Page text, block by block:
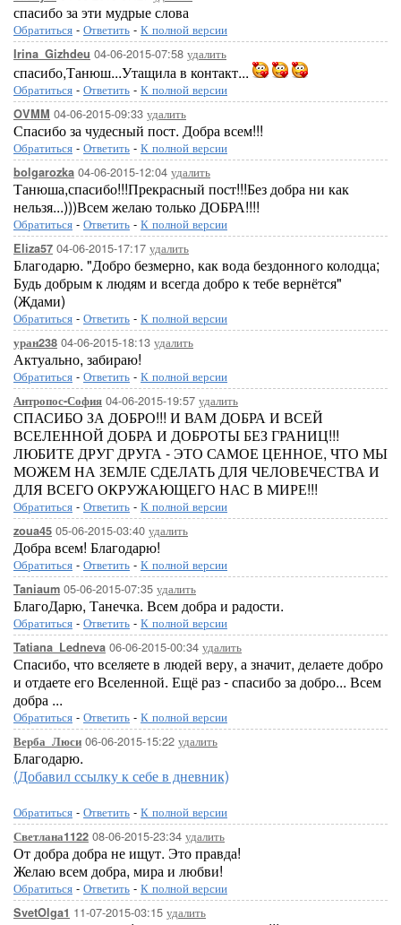
спасибо за эти мудрые слова
Обратиться - Ответить - К полной версии
Irina_Gizhdeu 04-06-2015-07:58 удалить
спасибо,Танюш...Утащила в контакт...
Обратиться - Ответить - К полной версии
OVMM 04-06-2015-09:33 удалить
Спасибо за чудесный пост. Добра всем!!!
Обратиться - Ответить - К полной версии
bolgarozka 04-06-2015-12:04 удалить
Танюша,спасибо!!!Прекрасный пост!!!Без добра ни как
нельзя...)))Всем желаю только ДОБРА!!!!
Обратиться - Ответить - К полной версии
Eliza57 04-06-2015-17:17 удалить
Благодарю. "Добро безмерно, как вода бездонного колодца;
Будь добрым к людям и всегда добро к тебе вернётся"
(Ждами)
Обратиться - Ответить - К полной версии
уран238 04-06-2015-18:13 удалить
Актуально, забираю!
Обратиться - Ответить - К полной версии
Антропос-София 04-06-2015-19:57 удалить
СПАСИБО ЗА ДОБРО!!! И ВАМ ДОБРА И ВСЕЙ
ВСЕЛЕННОЙ ДОБРА И ДОБРОТЫ БЕЗ ГРАНИЦ!!!
ЛЮБИТЕ ДРУГ ДРУГА - ЭТО САМОЕ ЦЕННОЕ, ЧТО МЫ
МОЖЕМ НА ЗЕМЛЕ СДЕЛАТЬ ДЛЯ ЧЕЛОВЕЧЕСТВА И
ДЛЯ ВСЕГО ОКРУЖАЮЩЕГО НАС В МИРЕ!!!
Обратиться - Ответить - К полной версии
zoua45 05-06-2015-03:40 удалить
Добра всем! Благодарю!
Обратиться - Ответить - К полной версии
Taniaum 05-06-2015-07:35 удалить
БлагоДарю, Танечка. Всем добра и радости.
Обратиться - Ответить - К полной версии
Tatiana_Ledneva 06-06-2015-00:34 удалить
Спасибо, что вселяете в людей веру, а значит, делаете добро
и отдаете его Вселенной. Ещё раз - спасибо за добро... Всем
добра ...
Обратиться - Ответить - К полной версии
Верба_Люси 06-06-2015-15:22 удалить
Благодарю.
(Добавил ссылку к себе в дневник)
Обратиться - Ответить - К полной версии
Светлана1122 08-06-2015-23:34 удалить
От добра добра не ищут. Это правда!
Желаю всем добра, мира и любви!
Обратиться - Ответить - К полной версии
SvetOlga1 11-07-2015-03:15 удалить